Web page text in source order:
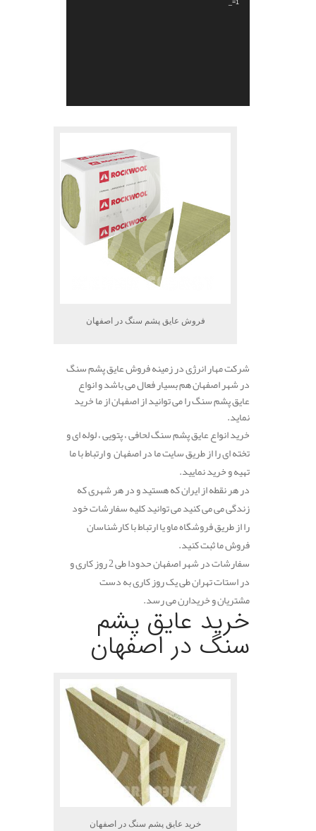
_=1
فروش عایق پشم سنگ در اصفهان
شرکت مهار انرژی در زمینه فروش عایق پشم سنگ
در شهر اصفهان هم بسیار فعال می باشد و انواع
عایق پشم سنگ را می توانید از اصفهان از ما خرید
نماید.
خرید انواع عایق پشم سنگ لحافی ، پتویی ، لوله ای و
تخته ای را از طریق سایت ما در اصفهان و ارتباط با ما
تهیه و خرید نمایید.
در هر نقطه از ایران که هستید و در هر شهری که
زندگی می می کنید می توانید کلیه سفارشات خود
را از طریق فروشگاه ماو یا ارتباط با کارشناسان
فروش ما ثبت کنید.
سفارشات در شهر اصفهان حدودا طی 2 روز کاری و
در استات تهران طی یک روز کاری به دست
مشتریان و خریدارن می رسد.
خرید عایق پشم
سنگ در اصفهان
خرید عایق پشم سنگ در اصفهان